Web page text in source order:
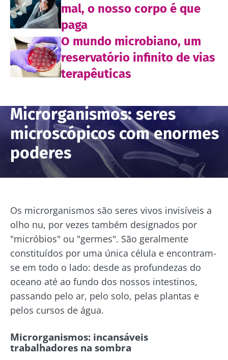
mal, o nosso corpo é que
paga
O mundo microbiano, um
reservatório infinito de vias
terapêuticas
Microrganismos: seres
microscópicos com enormes
poderes
Os microrganismos são seres vivos invisíveis a
olho nu, por vezes também designados por
"micróbios" ou "germes". São geralmente
constituídos por uma única célula e encontram-
se em todo o lado: desde as profundezas do
oceano até ao fundo dos nossos intestinos,
passando pelo ar, pelo solo, pelas plantas e
pelos cursos de água.
Microrganismos: incansáveis
trabalhadores na sombra